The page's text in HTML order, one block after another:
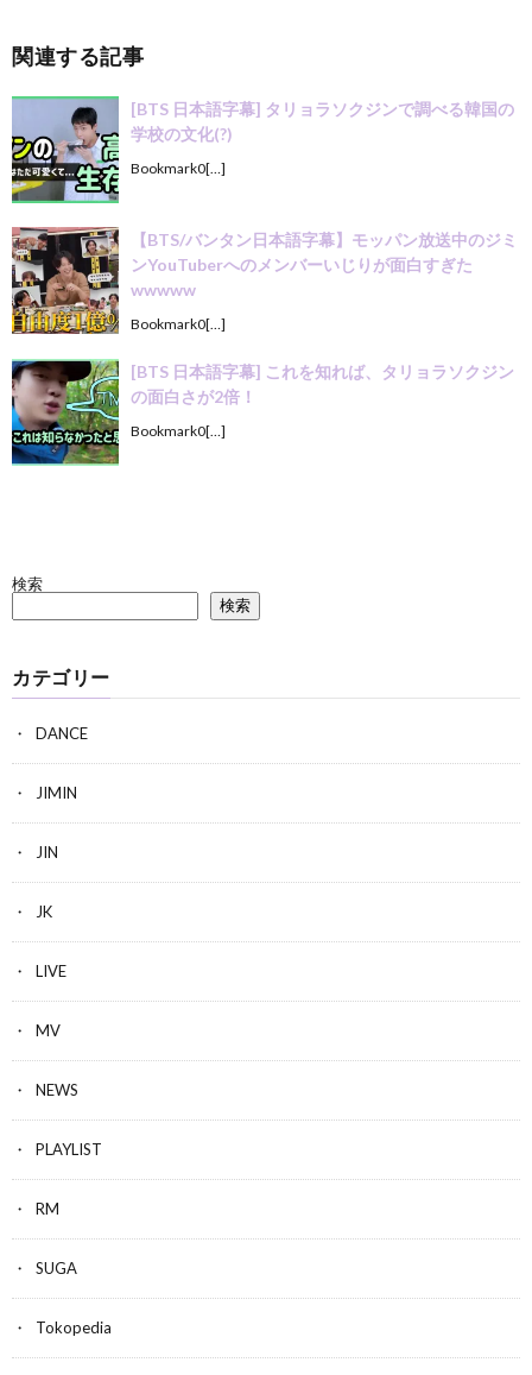
関連する記事
[BTS 日本語字幕] タリョラソクジンで調べる韓国の
学校の文化(?)
Bookmark0[…]
【BTS/バンタン日本語字幕】モッパン放送中のジミ
ンYouTuberへのメンバーいじりが面白すぎた
wwwww
Bookmark0[…]
[BTS 日本語字幕] これを知れば、タリョラソクジン
の面白さが2倍！
Bookmark0[…]
検索
検索
カテゴリー
DANCE
JIMIN
JIN
JK
LIVE
MV
NEWS
PLAYLIST
RM
SUGA
Tokopedia